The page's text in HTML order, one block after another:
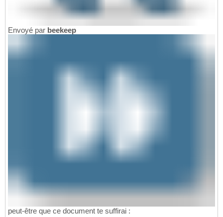
Envoyé par beekeep
peut-être que ce document te suffirai :